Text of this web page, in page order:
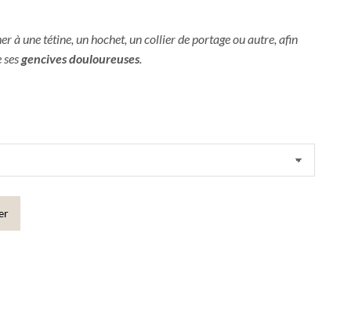
à une tétine, un hochet, un collier de portage ou autre, afin
gencives douloureuses.